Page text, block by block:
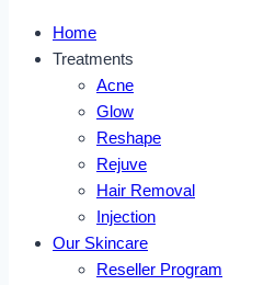
Home
Treatments
Acne
Glow
Reshape
Rejuve
Hair Removal
Injection
Our Skincare
Reseller Program